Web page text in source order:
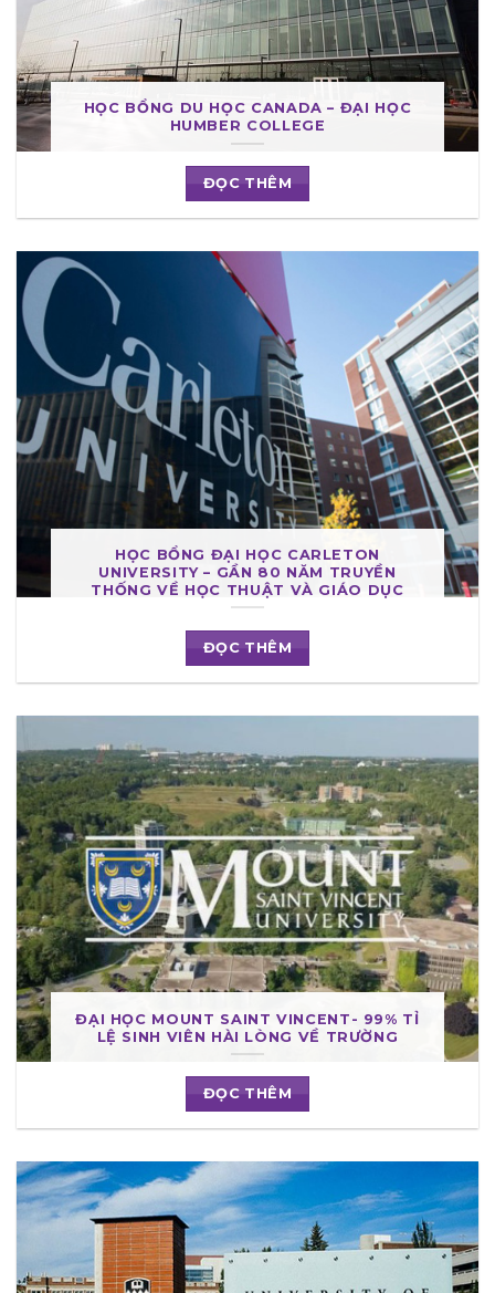
HỌC BỔNG DU HỌC CANADA – ĐẠI HỌC
HUMBER COLLEGE
ĐỌC THÊM
HỌC BỔNG ĐẠI HỌC CARLETON
UNIVERSITY – GẦN 80 NĂM TRUYỀN
THỐNG VỀ HỌC THUẬT VÀ GIÁO DỤC
ĐỌC THÊM
ĐẠI HỌC MOUNT SAINT VINCENT- 99% TỈ
LỆ SINH VIÊN HÀI LÒNG VỀ TRƯỜNG
ĐỌC THÊM